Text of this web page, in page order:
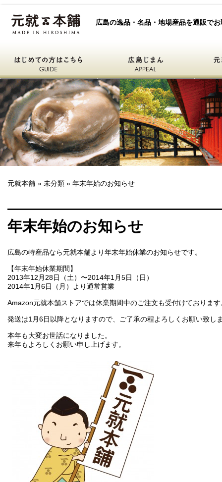
元就本舗
広島の逸品・名品・地場産品を通販で
ひろしまええもん
元就本舗 » 未分類 » 年末年始のお知らせ
年末年始のお知らせ
広島の特産品なら元就本舗より年末年始休業のお知らせです。
【年末年始休業期間】
2013年12月28日（土）〜2014年1月5日（日）
2014年1月6日（月）より通常営業
Amazon元就本舗ストアでは休業期間中のご注文も受付けております
発送は1月6日以降となりますので、ご了承の程よろしくお願い致し
本年も大変お世話になりました。
来年もよろしくお願い申し上げます。